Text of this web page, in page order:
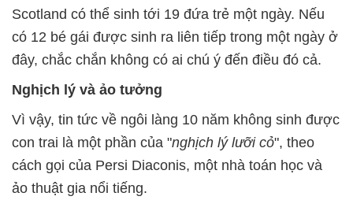
Scotland có thể sinh tới 19 đứa trẻ một ngày. Nếu
có 12 bé gái được sinh ra liên tiếp trong một ngày ở
đây, chắc chắn không có ai chú ý đến điều đó cả.
Nghịch lý và ảo tưởng
Vì vậy, tin tức về ngôi làng 10 năm không sinh được
con trai là một phần của "nghịch lý lưỡi cỏ", theo
cách gọi của Persi Diaconis, một nhà toán học và
ảo thuật gia nổi tiếng.